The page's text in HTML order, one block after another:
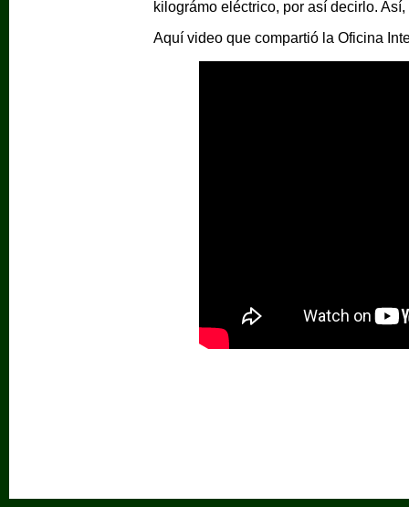
kilográmo eléctrico, por así decirlo.
Aquí video que compartió la Oficina